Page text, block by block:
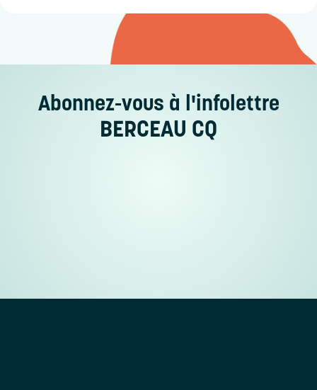
Abonnez-vous à l'infolettre
BERCEAU CQ